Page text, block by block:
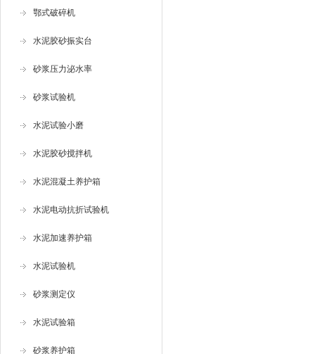
鄂式破碎机
水泥胶砂振实台
砂浆压力泌水率
砂浆试验机
水泥试验小磨
水泥胶砂搅拌机
水泥混凝土养护箱
水泥电动抗折试验机
水泥加速养护箱
水泥试验机
砂浆测定仪
水泥试验箱
砂浆养护箱